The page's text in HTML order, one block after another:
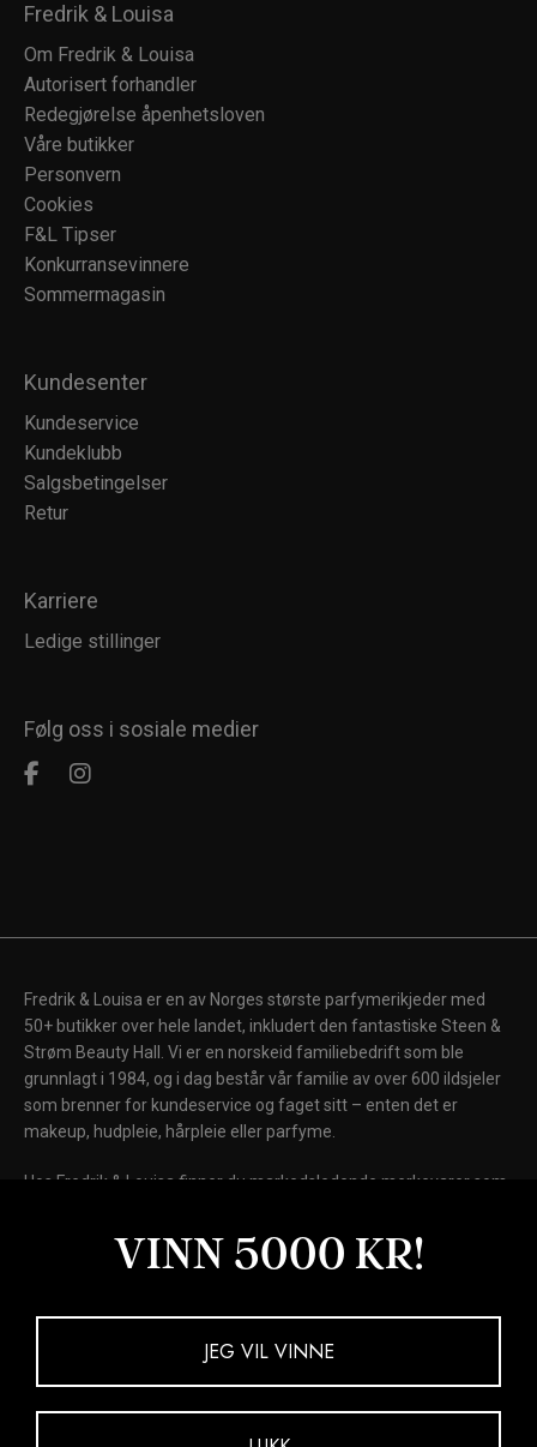
Fredrik & Louisa
Om Fredrik & Louisa
Autorisert forhandler
Redegjørelse åpenhetsloven
Våre butikker
Personvern
Cookies
F&L Tipser
Konkurransevinnere
Sommermagasin
Kundesenter
Kundeservice
Kundeklubb
Salgsbetingelser
Retur
Karriere
Ledige stillinger
Følg oss i sosiale medier
Fredrik & Louisa er en av Norges største parfymerikjeder med
50+ butikker over hele landet, inkludert den fantastiske Steen &
Strøm Beauty Hall. Vi er en norskeid familiebedrift som ble
grunnlagt i 1984, og i dag består vår familie av over 600 ildsjeler
som brenner for kundeservice og faget sitt – enten det er
makeup, hudpleie, hårpleie eller parfyme.
Hos Fredrik & Louisa finner du markedsledende merkevarer som
Lancôme og Elizabeth Arden, samt internasjonale kultmerker
som Fenty Beauty, MAC Cosmetics, Kiehl's, NARS, Drunk
VINN 5000 KR!
JEG VIL VINNE